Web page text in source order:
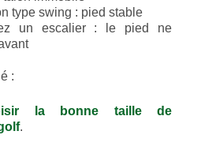
type swing : pied stable
un escalier : le pied ne
:
la bonne taille de
.